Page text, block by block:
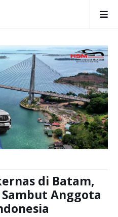
di Batam,
Sambut Anggota